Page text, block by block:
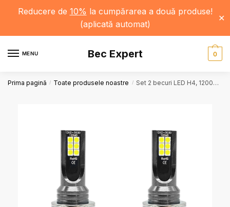
Reducere de 10% la cumpărarea a două produse!
(aplicată automat)
✕
MENU Bec Expert 0
Prima pagină / Toate produsele noastre / Set 2 becuri LED H4, 12000LM, 3000K / 6000K / 8000K / 6500K / 12000K, 80W, 12/24V, Faruri Auto, Lumina Puternică